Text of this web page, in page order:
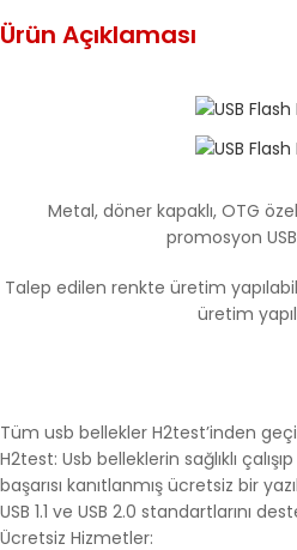
Ürün Açıklaması
Metal, döner kapaklı, OTG
promosyon
Talep edilen renkte üretim
üretim
Tüm usb bellekler H2test’inden
H2test: Usb belleklerin sağlıklı
başarısı kanıtlanmış ücretsiz bir
USB 1.1 ve USB 2.0 standartlarını
Ücretsiz Hizmetler: